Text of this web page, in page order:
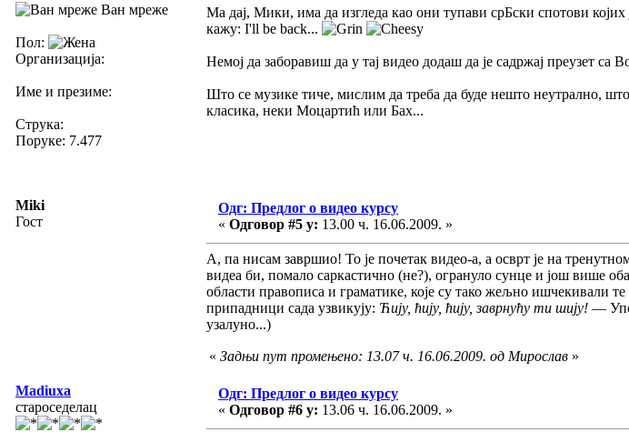
Ван мреже
Пол:
Организација:
Име и презиме:
Струка:
Поруке: 7.477
Ма дај, Мики, има да изгледа као они тупави срБски спотови којих
кажу: I'll be back...
Немој да заборавиш да у тај видео додаш да је садржај преузет са
Што се музике тиче, мислим да треба да буде нешто неутрално,
класика, неки Моцартић или Бах...
Miki
Гост
Одг: Предлог о видео курсу
« Одговор #5 у: 13.00 ч. 16.06.2009. »
А, па нисам завршио! То је почетак видео-а, а осврт је на
видеа би, помало саркастично (не?), огрануло сунце и још више
области правописа и граматике, које су тако жељно ишчекивали
припадници сада узвикују: Ћију, ћију, ћију, заврнућу ти шију! —
узалуно...)
« Задњи пут промењено: 13.07 ч. 16.06.2009. од Мирослав »
Madiuxa
староседелац
Одг: Предлог о видео курсу
« Одговор #6 у: 13.06 ч. 16.06.2009. »